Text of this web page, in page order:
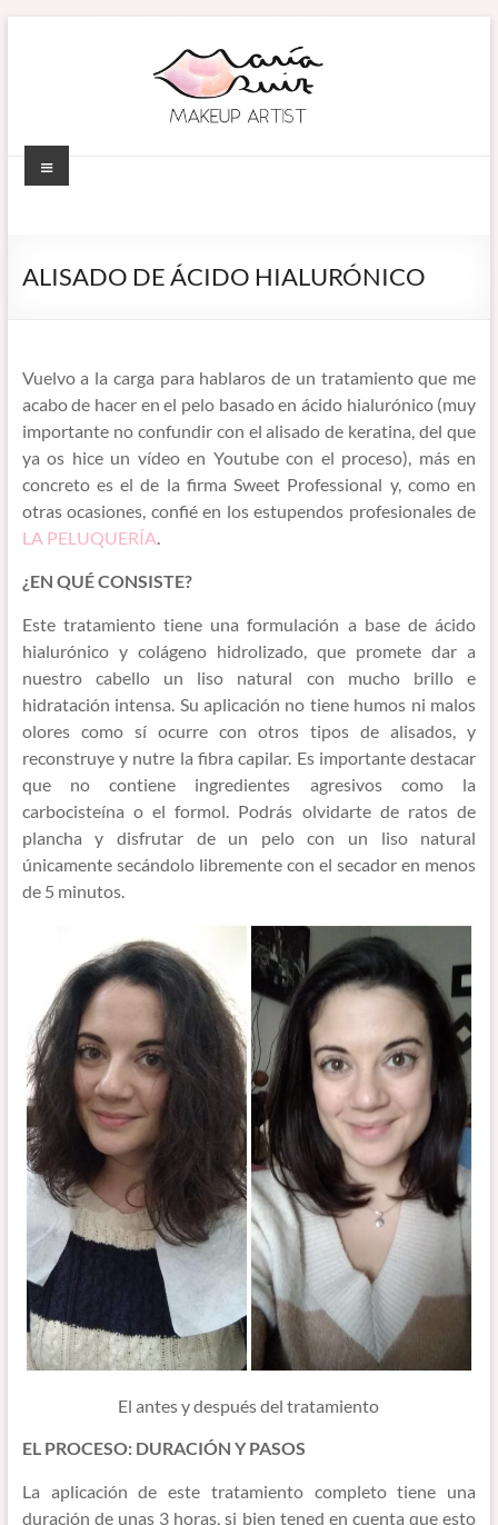
MAKEUP ARTIST
–
EN CÓRDOBA
(España).
Menú
ALISADO DE ÁCIDO HIALURÓNICO
Vuelvo a la carga para hablaros de un tratamiento que me
acabo de hacer en el pelo basado en ácido hialurónico (muy
importante no confundir con el alisado de keratina, del que
ya os hice un vídeo en Youtube con el proceso), más en
concreto es el de la firma Sweet Professional y, como en
otras ocasiones, confié en los estupendos profesionales de
LA PELUQUERÍA.
¿EN QUÉ CONSISTE?
Este tratamiento tiene una formulación a base de ácido
hialurónico y colágeno hidrolizado, que promete dar a
nuestro cabello un liso natural con mucho brillo e
hidratación intensa. Su aplicación no tiene humos ni malos
olores como sí ocurre con otros tipos de alisados, y
reconstruye y nutre la fibra capilar. Es importante destacar
que no contiene ingredientes agresivos como la
carbocisteína o el formol. Podrás olvidarte de ratos de
plancha y disfrutar de un pelo con un liso natural
únicamente secándolo libremente con el secador en menos
de 5 minutos.
El antes y después del tratamiento
EL PROCESO: DURACIÓN Y PASOS
La aplicación de este tratamiento completo tiene una
duración de unas 3 horas, si bien tened en cuenta que esto